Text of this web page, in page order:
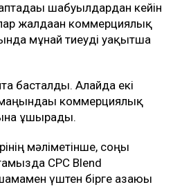
шабуылдардан кейін
жалдаған коммерциялық
мұнай тиеуді уақытша
басталды. Алайда екі
маңындағы коммерциялық
ұшырады.
мәліметінше, соңғы
CPC Blend
үштен бірге азаюы